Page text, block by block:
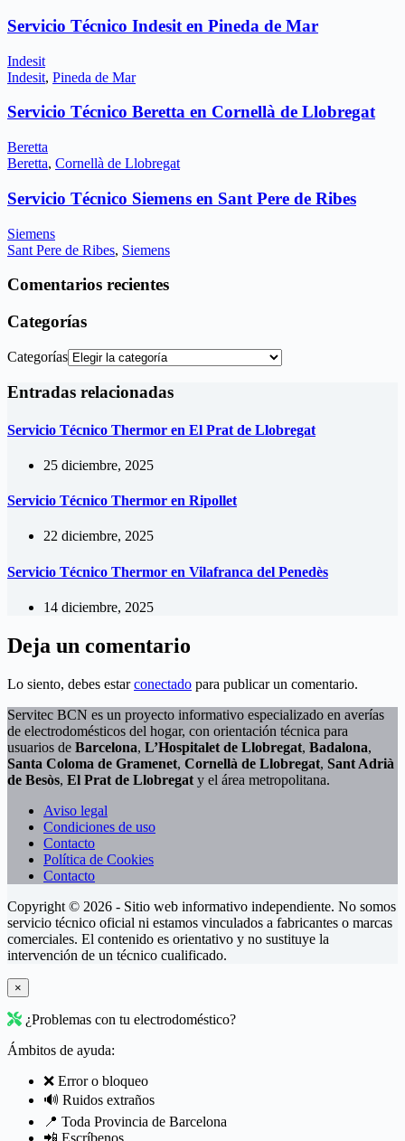
Servicio Técnico Indesit en Pineda de Mar
Indesit
Indesit, Pineda de Mar
Servicio Técnico Beretta en Cornellà de Llobregat
Beretta
Beretta, Cornellà de Llobregat
Servicio Técnico Siemens en Sant Pere de Ribes
Siemens
Sant Pere de Ribes, Siemens
Comentarios recientes
Categorías
Categorías
Entradas relacionadas
Servicio Técnico Thermor en El Prat de Llobregat
25 diciembre, 2025
Servicio Técnico Thermor en Ripollet
22 diciembre, 2025
Servicio Técnico Thermor en Vilafranca del Penedès
14 diciembre, 2025
Deja un comentario
Lo siento, debes estarconectado para publicar un comentario.
Servitec BCN es un proyecto informativo especializado en averías
de electrodomésticos del hogar, con orientación técnica para
usuarios de Barcelona, L’Hospitalet de Llobregat, Badalona,
Santa Coloma de Gramenet, Cornellà de Llobregat, Sant Adrià
de Besòs, El Prat de Llobregat y el área metropolitana.
Aviso legal
Condiciones de uso
Contacto
Política de Cookies
Contacto
Copyright © 2026 - Sitio web informativo independiente. No somos
servicio técnico oficial ni estamos vinculados a fabricantes o marcas
comerciales. El contenido es orientativo y no sustituye la
intervención de un técnico cualificado.
×
¿Problemas con tu electrodoméstico?
Ámbitos de ayuda:
❌ Error o bloqueo
🔊 Ruidos extraños
📍 Toda Provincia de Barcelona
📲 Escríbenos